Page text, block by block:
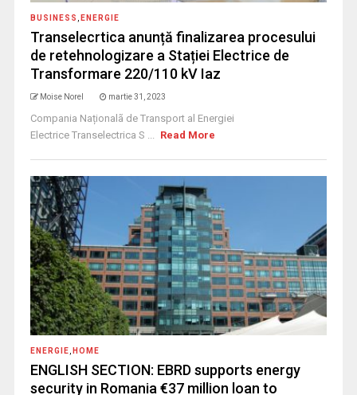
BUSINESS ENERGIE
Transelecrtica anunță finalizarea procesului
de retehnologizare a Stației Electrice de
Transformare 220/110 kV Iaz
Moise Norel martie 31, 2023
Compania Naționalã de Transport al Energiei
Electrice Transelectrica S ... Read More
ENERGIE HOME
ENGLISH SECTION: EBRD supports energy
security in Romania €37 million loan to